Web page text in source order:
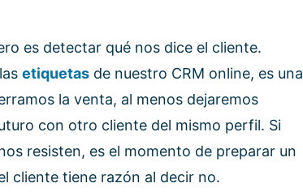
es detectar qué nos dice el cliente.
etiquetas de nuestro CRM online, es una
la venta, al menos dejaremos
con otro cliente del mismo perfil. Si
resisten, es el momento de preparar un
cliente tiene razón al decir no.